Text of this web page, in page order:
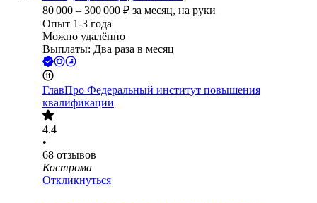
80 000 – 300 000 ₽ за месяц, на руки
Опыт 1-3 года
Можно удалённо
Выплаты: Два раза в месяц
ГлавПро Федеральный институт повышения
квалификации
4.4
•
68 отзывов
Кострома
Откликнуться